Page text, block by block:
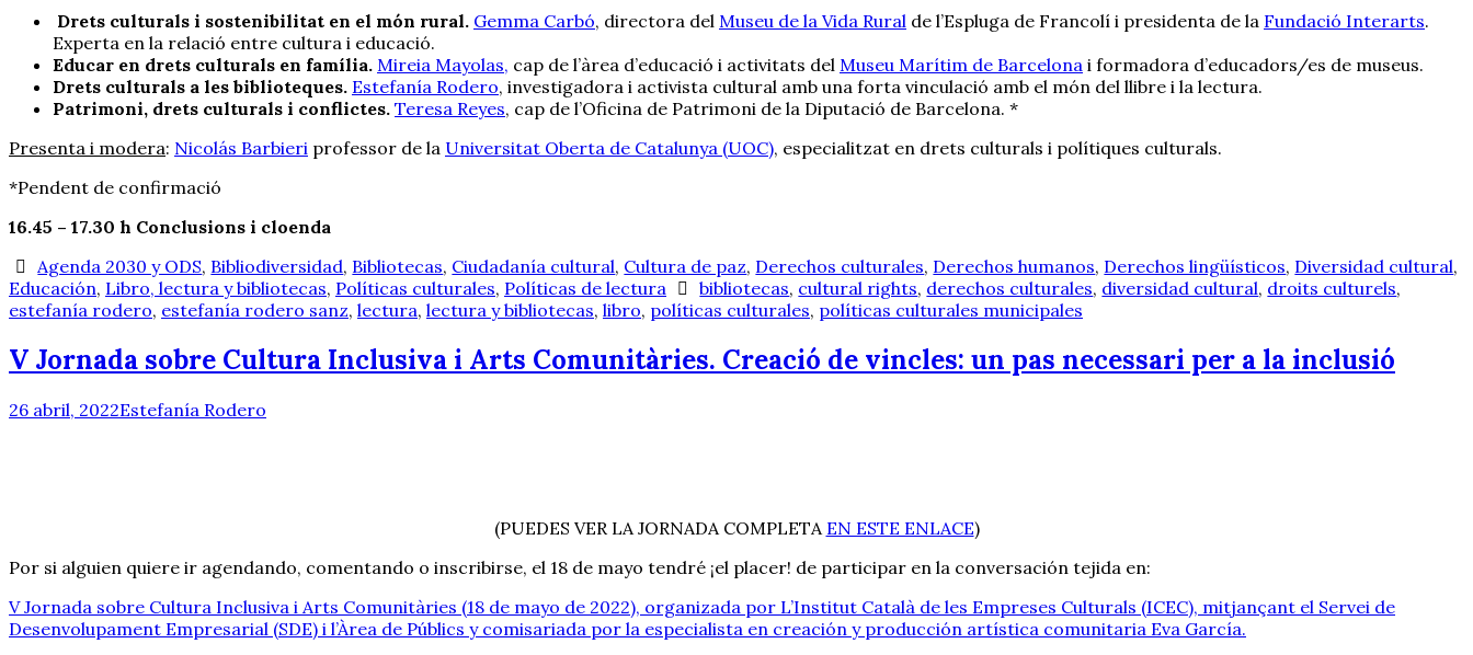
Drets culturals i sostenibilitat en el món rural. Gemma Carbó, directora del Museu de la Vida Rural de l’Espluga de Francolí i presidenta de la Fundació Interarts.
Experta en la relació entre cultura i educació.
Educar en drets culturals en família. Mireia Mayolas, cap de l’àrea d’educació i activitats del Museu Marítim de Barcelona i formadora d’educadors/es de museus.
Drets culturals a les biblioteques. Estefanía Rodero, investigadora i activista cultural amb una forta vinculació amb el món del llibre i la lectura.
Patrimoni, drets culturals i conflictes. Teresa Reyes, cap de l’Oficina de Patrimoni de la Diputació de Barcelona. *
Presenta i modera: Nicolás Barbieri professor de la Universitat Oberta de Catalunya (UOC), especialitzat en drets culturals i polítiques culturals.
*Pendent de confirmació
16.45 – 17.30 h Conclusions i cloenda
Agenda 2030 y ODS, Bibliodiversidad, Bibliotecas, Ciudadanía cultural, Cultura de paz, Derechos culturales, Derechos humanos, Derechos lingüísticos, Diversidad cultural,
Educación, Libro, lectura y bibliotecas, Políticas culturales, Políticas de lectura bibliotecas, cultural rights, derechos culturales, diversidad cultural, droits culturels,
estefanía rodero, estefanía rodero sanz, lectura, lectura y bibliotecas, libro, políticas culturales, políticas culturales municipales
V Jornada sobre Cultura Inclusiva i Arts Comunitàries. Creació de vincles: un pas necessari per a la inclusió
26 abril, 2022Estefanía Rodero
(PUEDES VER LA JORNADA COMPLETA EN ESTE ENLACE)
Por si alguien quiere ir agendando, comentando o inscribirse, el 18 de mayo tendré ¡el placer! de participar en la conversación tejida en:
V Jornada sobre Cultura Inclusiva i Arts Comunitàries (18 de mayo de 2022), organizada por L’Institut Català de les Empreses Culturals (ICEC), mitjançant el Servei de
Desenvolupament Empresarial (SDE) i l’Àrea de Públics y comisariada por la especialista en creación y producción artística comunitaria Eva García.